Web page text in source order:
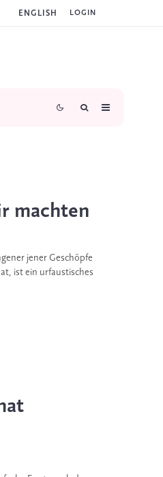
ENGLISH LOGIN
machten
jener Geschöpfe
ist ein urfaustisches